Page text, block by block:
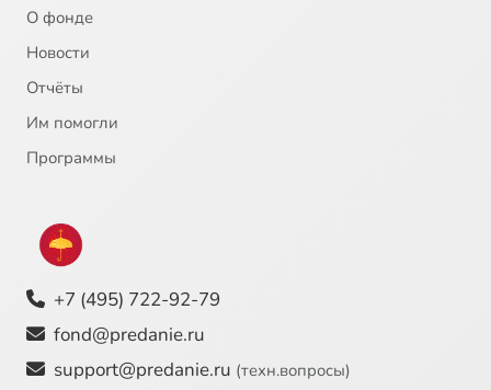
О фонде
Новости
Отчёты
Им помогли
Программы
+7 (495) 722-92-79
fond@predanie.ru
support@predanie.ru (техн.вопросы)